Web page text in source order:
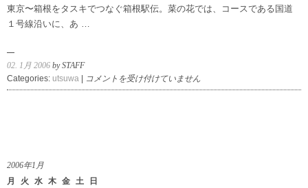
東京〜箱根をタスキでつなぐ箱根駅伝。菜の花では、コースである国道
１号線沿いに、あ …
02. 1月 2006 by STAFF
Categories: utsuwa
明
け
と
コメントを受け付けていません
2006年1月
月
火 水 木 金 土
日